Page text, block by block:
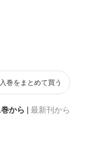
巻をまとめて買う
から 最新刊から